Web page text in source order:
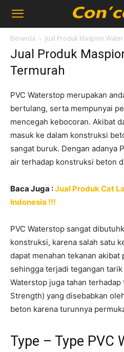
Beranda Jual Produk Maspion
Jual Produk
Termurah
PVC Waterstop merupakan
bertulang, serta mempunyai
mencegah kebocoran. Akibat
masuk ke dalam konstruksi
sangat buruk. Dengan adanya
air terhadap konstruksi beton
Baca Juga :Jual Produk Cat
Indonesia !!!
PVC Waterstop sangat
konstruksi, karena salah satu
dapat menahan tekanan akibat
sehingga terjadi tegangan
Waterstop juga tahan
Strength) yang disebabkan
beton karena turunnya
Type – Type PVC